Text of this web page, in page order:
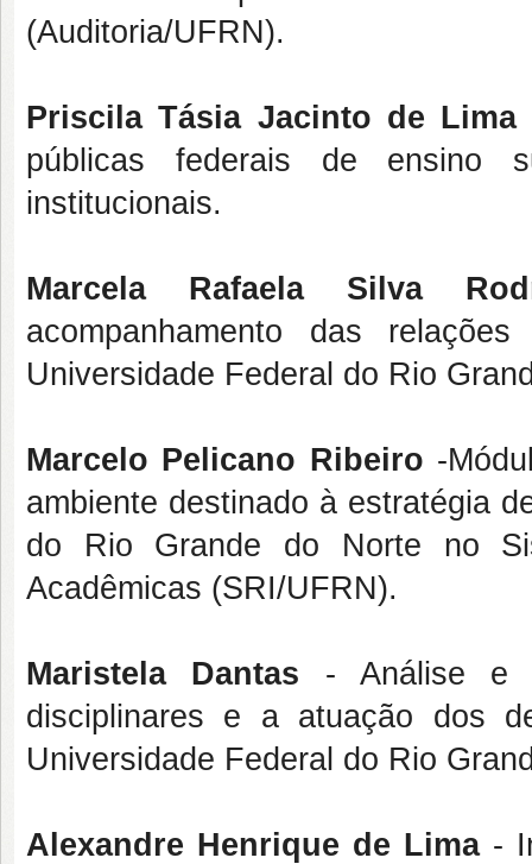
(Auditoria/UFRN).
Priscila Tásia Jacinto de Lima
públicas federais de ensino
institucionais.
Marcela Rafaela Silva
acompanhamento das
Universidade Federal do Rio
Marcelo Pelicano Ribeiro -
ambiente destinado à estratégia
do Rio Grande do Norte no
Acadêmicas (SRI/UFRN).
Maristela Dantas - Análise e
disciplinares e a atuação dos
Universidade Federal do Rio
Alexandre Henrique de Lima-